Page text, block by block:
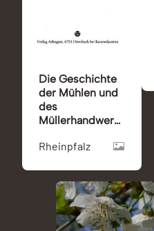
Die Geschichte
der Mühlen und
des
Müllerhandwerks
Rheinpfalz